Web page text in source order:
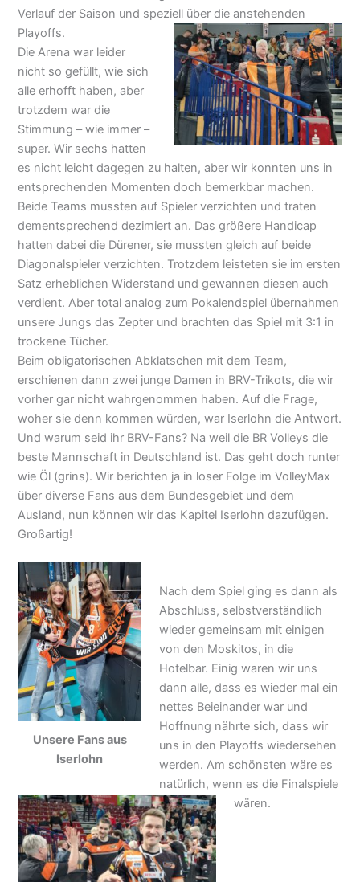
Verlauf der Saison und speziell über die anstehenden
Playoffs.
Die Arena war leider
nicht so gefüllt, wie sich
alle erhofft haben, aber
trotzdem war die
Stimmung – wie immer –
super. Wir sechs hatten
es nicht leicht dagegen zu halten, aber wir konnten uns in
entsprechenden Momenten doch bemerkbar machen.
Beide Teams mussten auf Spieler verzichten und traten
dementsprechend dezimiert an. Das größere Handicap
hatten dabei die Dürener, sie mussten gleich auf beide
Diagonalspieler verzichten. Trotzdem leisteten sie im ersten
Satz erheblichen Widerstand und gewannen diesen auch
verdient. Aber total analog zum Pokalendspiel übernahmen
unsere Jungs das Zepter und brachten das Spiel mit 3:1 in
trockene Tücher.
Beim obligatorischen Abklatschen mit dem Team,
erschienen dann zwei junge Damen in BRV-Trikots, die wir
vorher gar nicht wahrgenommen haben. Auf die Frage,
woher sie denn kommen würden, war Iserlohn die Antwort.
Und warum seid ihr BRV-Fans? Na weil die BR Volleys die
beste Mannschaft in Deutschland ist. Das geht doch runter
wie Öl (grins). Wir berichten ja in loser Folge im VolleyMax
über diverse Fans aus dem Bundesgebiet und dem
Ausland, nun können wir das Kapitel Iserlohn dazufügen.
Großartig!
Unsere Fans aus
Iserlohn
Nach dem Spiel ging es dann als
Abschluss, selbstverständlich
wieder gemeinsam mit einigen
von den Moskitos, in die
Hotelbar. Einig waren wir uns
dann alle, dass es wieder mal ein
nettes Beieinander war und
Hoffnung nährte sich, dass wir
uns in den Playoffs wiedersehen
werden. Am schönsten wäre es
natürlich, wenn es die Finalspiele
wären.